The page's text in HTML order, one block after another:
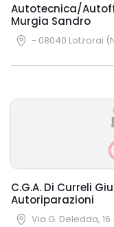
Autotecnica/
Murgia Sandro
- 08040 Lotzorai
C.G.A. Di Curreli
Autoriparazioni
Via G. Deledda,